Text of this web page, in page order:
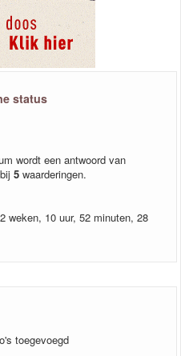
status
wordt een antwoord van
5 waarderingen.
weken, 10 uur, 52 minuten, 28
toegevoegd